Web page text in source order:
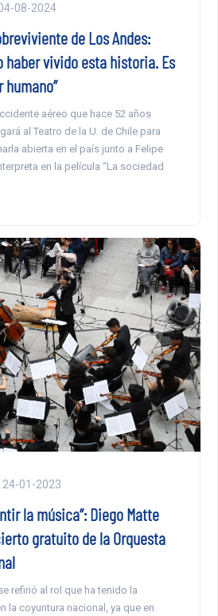
08-2024
de Los Andes:
haber vivido esta historia. Es
aéreo que hace 52 años
al Teatro de la U. de Chile para
abierta en el país junto a Felipe
en la película “La sociedad
24-01-2023
la música”: Diego Matte
gratuito de la Orquesta
refirió al rol que ha tenido la
la coyuntura nacional, ya que en